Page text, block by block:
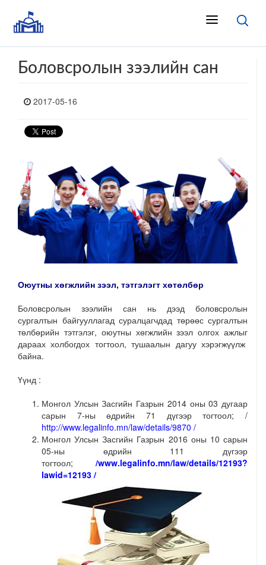
Боловсролын зээлийн сан
2017-05-16
Оюутны хөгжлийн зээл, тэтгэлэгт хөтөлбөр
Боловсролын зээлийн сан нь дээд боловсролын
сургалтын байгууллагад суралцагчдад төрөөс сургалтын
төлбөрийн тэтгэлэг, оюутны хөгжлийн зээл олгох ажлыг
дараах холбогдох тогтоол, тушаалын дагуу хэрэгжүүлж
байна.
Үүнд :
Монгол Улсын Засгийн Газрын 2014 оны 03 дугаар
сарын 7-ны өдрийн 71 дүгээр тогтоол; /
http://www.legalinfo.mn/law/details/9870 /
Монгол Улсын Засгийн Газрын 2016 оны 10 сарын
05-ны өдрийн 111 дүгээр
тогтоол; /www.legalinfo.mn/law/details/12193?
lawid=12193 /